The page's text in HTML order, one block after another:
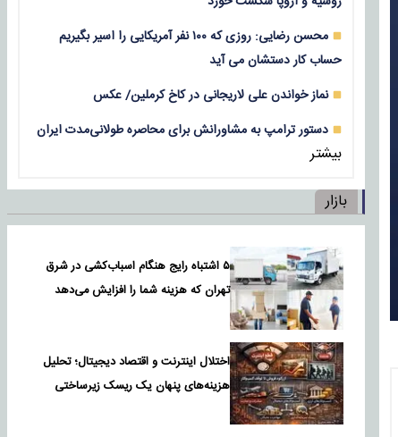
محسن رضایی: روزی که ۱۰۰ نفر آمریکایی را اسیر بگیریم
حساب کار دستشان می آید
نماز خواندن علی لاریجانی در کاخ کرملین/ عکس
دستور ترامپ به مشاورانش برای محاصره طولانی‌مدت ایران
بیشتر
بازار
۵ اشتباه رایج هنگام اسباب‌کشی در شرق
تهران که هزینه شما را افزایش می‌دهد
اختلال اینترنت و اقتصاد دیجیتال؛ تحلیل
هزینه‌های پنهان یک ریسک زیرساختی